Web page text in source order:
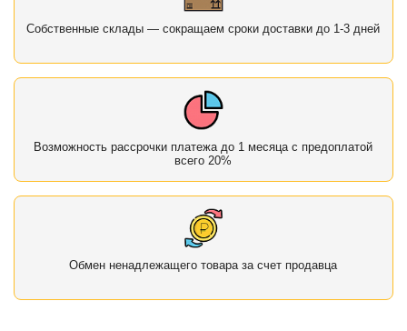
Собственные склады — сокращаем сроки доставки до 1-3 дней
Возможность рассрочки платежа до 1 месяца с предоплатой
всего 20%
Обмен ненадлежащего товара за счет продавца